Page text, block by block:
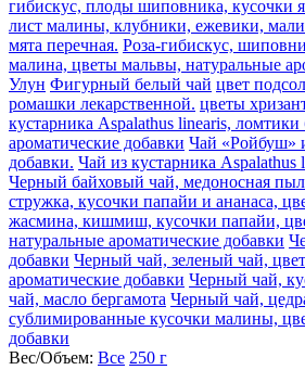
гибискус, плоды шиповника, кусочки
лист малины, клубники, ежевики,
мята перечная. Роза-гибискус,
малина, цветы мальвы, натуральные
Улун Фигурный белый чай цвет
ромашки лекарственной. цветы
кустарника Aspalathus linearis,
ароматические добавки Чай «Ройбуш»
добавки. Чай из кустарника Aspalathus
Черный байховый чай, медоносная
стружка, кусочки папайи и ананаса,
жасмина, кишмиш, кусочки папайи,
натуральные ароматические добавки
добавки Черный чай, зеленый чай,
ароматические добавки Черный чай,
чай, масло бергамота Черный чай,
сублимированные кусочки малины,
добавки
Вес/Объем: Все 250 г